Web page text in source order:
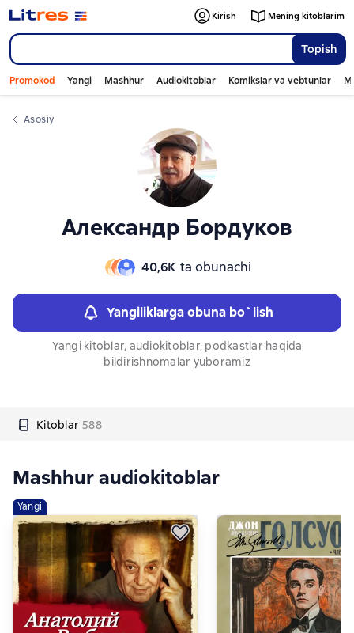
Topish
Kirish Mening kitoblarim
Promokod Yangi Mashhur Audiokitoblar Komikslar va vebtunlar
Asosiy
Александр Бордуков
40,6К ta obunachi
Yangiliklarga obuna bo`lish
Yangi kitoblar, audiokitoblar, podkastlar haqida
bildirishnomalar yuboramiz
Kitoblar 588
Слайдер с книгами
Mashhur audiokitoblar
Yangi